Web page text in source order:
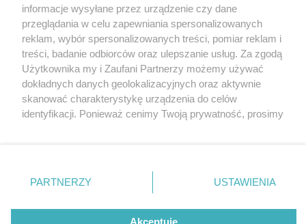
2 / 0
Nie zapomnij
zapoznać się z:
polityką prywatności regulamin korzystania z portali
Twojemiasto
Piekary Śląskie
Chorzów
Tarnowskie Góry
Gliwice
Skontakuj sięz nami
Kontakt
Wydawca
Redakcja
informacje wysyłane przez urządzenie czy dane
przeglądania w celu zapewniania spersonalizowanych
reklam, wybór spersonalizowanych treści, pomiar reklam i
treści, badanie odbiorców oraz ulepszanie usług. Za zgodą
Użytkownika my i Zaufani Partnerzy możemy używać
dokładnych danych geolokalizacyjnych oraz aktywnie
skanować charakterystykę urządzenia do celów
identyfikacji. Ponieważ cenimy Twoją prywatność, prosimy
prywatności znajdujący się w lewym dolnym rogu strony
. Niektóre rodzaje przetwarzania danych nie wymagają
zgody użytkownika, ale masz prawo sprzeciwić się
takiemu przetwarzaniu. Preferencje będą miały
PARTNERZY USTAWIENIA
Akceptuję